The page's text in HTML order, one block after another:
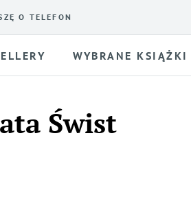
O TELEFON
WYBRANE KSIĄŻKI
Świst